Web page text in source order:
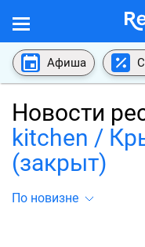
Афиша
Новости
kitchen /
(закрыт)
По новизне